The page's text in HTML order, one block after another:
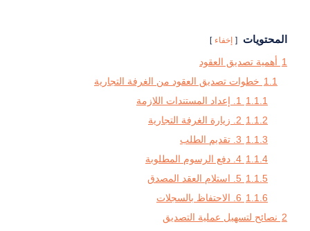
المحتويات إخفاء
1
أهمية تصديق العقود
1.1 خطوات تصديق العقود من الغرفة التجارية
1.1.1 1. إعداد المستندات اللازمة
1.1.2 2. زيارة الغرفة التجارية
1.1.3 3. تقديم الطلب
1.1.4 4. دفع الرسوم المطلوبة
1.1.5 5. استلام العقد المصدق
1.1.6 6. الاحتفاظ بالسجلات
2 نصائح لتسهيل عملية التصديق